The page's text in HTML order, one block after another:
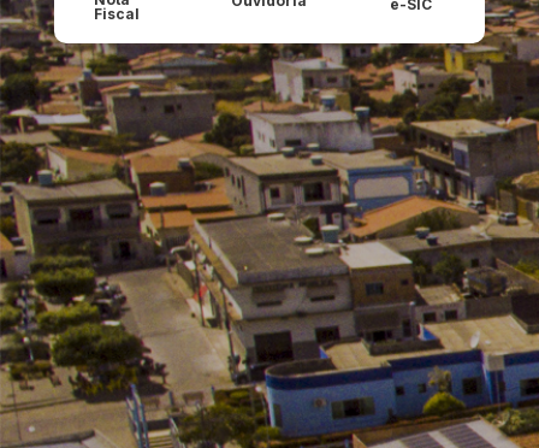
Fiscal
e-SIC